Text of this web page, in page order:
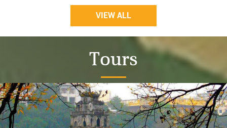
VIEW ALL
Tours